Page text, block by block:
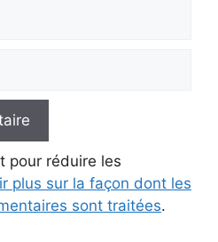
pour réduire les
plus sur la façon dont les
sont traitées.